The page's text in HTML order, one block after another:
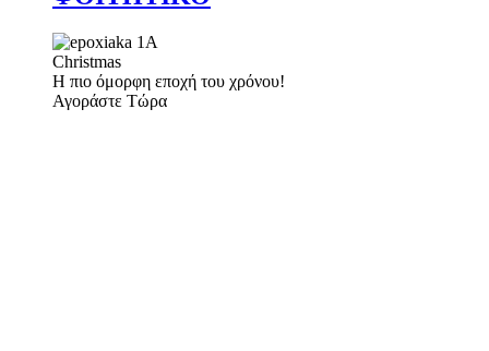
Christmas
Η πιο όμορφη εποχή του χρόνου!
Αγοράστε Τώρα